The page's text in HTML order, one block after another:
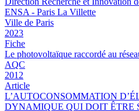
ENSA - Paris La Villette
Ville de Paris
2023
Fiche
Le photovoltaïque raccordé au
AQC
2012
Article
L’AUTOCONSOMMATION
DYNAMIQUE QUI DOIT ÊTRE